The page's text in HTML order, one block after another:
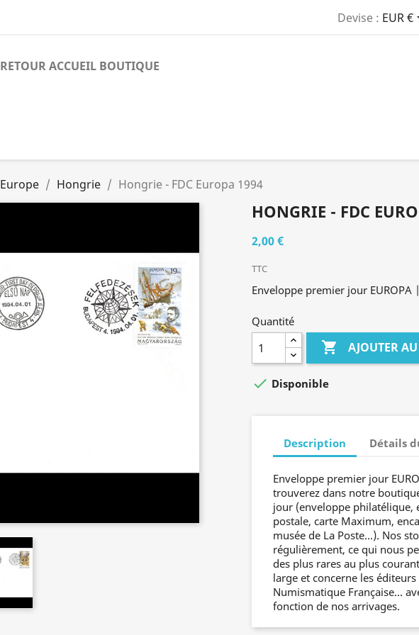
Devise : EUR €
RETOUR ACCUEIL BOUTIQUE
Europe Hongrie Hongrie - FDC Europa 1994
HONGRIE - FDC
2,00 €
TTC
Enveloppe premier jour EUROPA
Quantité
 AJOUTER
 Disponible
Description Détails
Enveloppe premier jour
trouverez dans notre
jour (enveloppe philatélique,
postale, carte Maximum,
musée de La Poste...). Nos
régulièrement, ce qui nous
des plus rares au plus
large et concerne les éditeurs
Numismatique Française...
fonction de nos arrivages.